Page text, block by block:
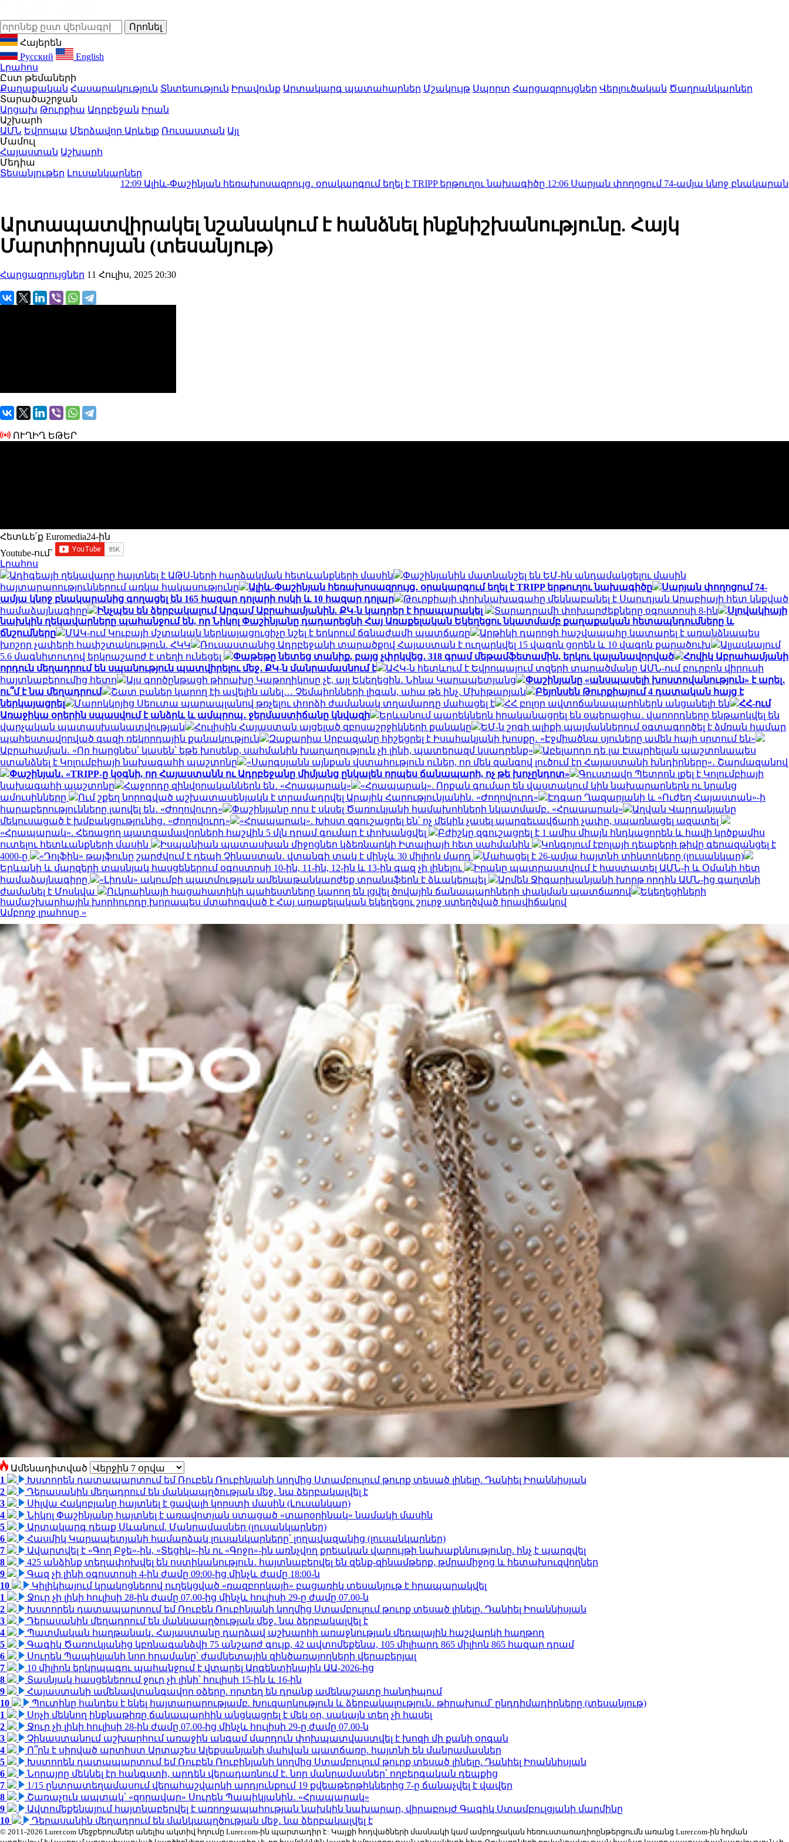
Հայերեն
Русский
English
Լրահոս
Ըստ թեմաների
Քաղաքական Հասարակություն Տնտեսություն Իրավունք Արտակարգ պատահարներ Մշակույթ Սպորտ Հարցազրույցներ Վերլուծական Ծաղրանկարներ
Տարածաշրջան
Արցախ Թուրքիա Ադրբեջան Իրան
Աշխարհ
ԱՄՆ Եվրոպա Մերձավոր Արևելք Ռուսաստան Այլ
Մամուլ
Հայաստան Աշխարհ
Մեդիա
Տեսանյութեր Լուսանկարներ
Ալիև-Փաշինյան հեռախոսազրույց․ օրակարգում եղել է TRIPP երթուղու նախագիծը12:06Սարյան փողոցում 74-ամյա կնոջ բնակարանից
Արտապատվիրակել նշանակում է հանձնել ինքնիշխանությունը. Հայկ
Մարտիրոսյան (տեսանյութ)
Հարցազրույցներ 11 Հուլիս, 2025 20:30
ՈՒՂԻՂ ԵԹԵՐ
Հետևե՛ք Euromedia24-ին
Youtube-ում`
Լրահոս
Ադիգեայի ղեկավարը հայտնել է ԱԹՍ-ների հարձակման հետևանքների մասին
Փաշինյանին մատնանշել են ԵՄ-ին անդամակցելու մասին
հայտարարություններում առկա հակասությունը
Ալիև-Փաշինյան հեռախոսազրույց․ օրակարգում եղել է TRIPP երթուղու նախագիծը
Սարյան փողոցում 74-
ամյա կնոջ բնակարանից գողացել են 165 հազար դոլարի ոսկի և 10 հազար դոլար
Թուրքիայի փոխնախագահը մեկնաբանել է Սաուդյան Արաբիայի հետ կնքված
համաձայնագիրը
Ինչպես են ձերբակալում Արգամ Աբրահամյանին. ՔԿ-ն կադրեր է հրապարակել Տարադրամի փոխարժեքները օգոստոսի 8-ին
Սլովակիայի
նախկին ղեկավարները պահանջում են, որ Նիկոլ Փաշինյանը դադարեցնի Հայ Առաքելական Եկեղեցու նկատմամբ քաղաքական հետապնդումները և
ճնշումները
ՄԱԿ-ում Կուբայի մշտական ​​ներկայացուցիչը նշել է երկրում ճգնաժամի պատճառը
Արթիկի դպրոցի հաշվապահը կատարել է առանձնապես
խոշոր չափերի հափշտակություն. ՀԿԿ
Ռուսաստանից Ադրբեջանի տարածքով Հայաստան է ուղարկվել 15 վագոն ցորեն և 10 վագոն քարածուխ
Ալյասկայում
5.6 մագնիտուդով երկրաշարժ է տեղի ունեցել
Փաթեթը նետեց տանիք, բայց չփրկվեց․ 318 գրամ մեթամֆետամին, երկու կալանավորված
Հովիկ Աբրահամյանի
որդուն մեղադրում են սպանություն պատվիրելու մեջ․ ՔԿ-ն մանրամասնում է
ԱՀԿ-ն հետևում է Եվրոպայում տզերի տարածմանը ԱՄՆ-ում բուրբոն վիրուսի
հայտնաբերումից հետո
Այս գործընթացի թիրախը Կաթողիկոսը չէ, այլ Եկեղեցին․ Նինա Կարապետյանց
Փաշինյանը «անսպասելի խոստովանություն» է արել․
ու՞մ է նա մեղադրում
Շատ բաներ կարող էի ավելին անել… Չեմպիոնների լիգան, ահա թե ինչ. Մխիթարյան
Բեյոնսեն Թուրքիայում 4 դատական հայց է
ներկայացրել
Մարոկկոյից Սեուտա պարապլանով թռչելու փորձի ժամանակ տղամարդը մահացել է ՀՀ բոլոր ավտոճանապարհներն անցանելի են
ՀՀ-ում
Առաջիկա օրերին սպասվում է անձրև և ամպրոպ․ ջերմաստիճանը կնվազի
Երևանում պարեկներն իրականացրել են օպերացիա․ վարորդները ենթարկվել են
վարչական պատասխանատվության
Հուլիսին Հայաստան այցելած զբոսաշրջիկների քանակը
ԵՄ-ն շոգի ալիքի պայմաններում օգտագործել է ձմռան համար
պահեստավորված գազի ռեկորդային քանակություն
Զաքարիա Սրբազանը հիշեցրել է Իսահակյանի խոսքը․ «Էջմիածնա սյուները ամեն հայի սրտում են»
Աբրահամյան․ «Որ հարցնես՝ կասեն՝ եթե խոսենք, սահմանին խաղաղություն չի լինի, պատերազմ կսադրենք»
Աբելարդո դե լա Էսպրիելան պաշտոնապես
ստանձնել է Կոլումբիայի նախագահի պաշտոնը
«Սարգսյանն այնքան վստահություն ուներ, որ մեկ զանգով լուծում էր Հայաստանի խնդիրները»․ Շարմազանով
Փաշինյան․ «TRIPP-ը կօգնի, որ Հայաստանն ու Ադրբեջանը միմյանց ընկալեն որպես ճանապարհ, ոչ թե խոչընդոտ»
Գուստավո Պետրոն լքել է Կոլումբիայի
նախագահի պաշտոնը
Հաջորդը զինվորականներն են․ «Հրապարակ»
«Հրապարակ». Որքան գումար են վաստակում կին նախարարներն ու նրանց
ամուսինները
Ում շքեղ նորոգված աշխատասենյակն է տրամադրվել Արայիկ Հարությունյանին. «Ժողովուրդ»
Էդգար Ղազարյանի և «Ուժեղ Հայաստան»-ի
հարաբերությունները լարվել են․ «Ժողովուրդ»
Փաշինյանը որս է սկսել Ծառուկյանի համախոհների նկատմամբ․ «Հրապարակ»
Աղվան Վարդանյանը
մեկուսացած է խմբակցությունից․ «Ժողովուրդ»
«Հրապարակ». Խիստ զգուշացրել են՝ ոչ մեկին չասել պարգեւավճարի չափը, սպառնացել ազատել
«Հրապարակ». Հեռացող պատգամավորների հաշվին 5 մլն դրամ գումար է փոխանցվել
Բժիշկը զգուշացրել է 1 ամիս միայն հնդկացորեն և հավի կրծքամիս
ուտելու հետևանքների մասին
Իսպանիան պատասխան միջոցներ կձեռնարկի Իտալիայի հետ սահմանին
Կոնգոյում էբոլայի դեպքերի թիվը գերազանցել է
4000-ը
«Դոլֆին» թայֆունը շարժվում է դեպի Չինաստան․ վտանգի տակ է մինչև 30 միլիոն մարդ
Մահացել է 26-ամյա հայտնի տիկտոկերը (լուսանկար)
Երևանի և մարզերի տասնյակ հասցեներում օգոստոսի 10-ին, 11-ին, 12-ին և 13-ին գազ չի լինելու
Իրանը պատրաստվում է հաստատել ԱՄՆ-ի և Օմանի հետ
համաձայնագիրը
«Լիդսն» ակումբի պատմության ամենաթանկարժեք տրանսֆերն է ձևակերպել
Արմեն Ջիգարխանյանի խորթ որդին ԱՄՆ-ից գաղտնի
ժամանել է Մոսկվա
Ուկրաինայի հացահատիկի պահեստները կարող են լցվել ծովային ճանապարհների փակման պատճառով
Եկեղեցիների
համաշխարհային խորհուրդը խորապես մտահոգված է Հայ առաքելական եկեղեցու շուրջ ստեղծված իրավիճակով
Ամբողջ լրահոսը »
Ամենադիտված
1
Խստորեն դատապարտում եմ Ռուբեն Ռուբինյանի կողմից Ստամբուլում թուրք տեսած լինելը. Դանիել Իոաննիսյան
2
Դերասանին մեղադրում են մանկապղծության մեջ․ նա ձերբակալվել է
3
Սիլվա Հակոբյանը հայտնել է ցավալի կորստի մասին (Լուսանկար)
4
Նիկոլ Փաշինյանը հայտնել է առավոտյան ստացած «տարօրինակ» նամակի մասին
5
Արտակարգ դեպք Սևանում. Մանրամասներ (լուսանկարներ)
6
Հասմիկ Կարապետյանի համարձակ լուսանկարները՝ լողավազանից (լուսանկարներ)
7
Ավարտվել է «Գող Բջե»-ին, «Տեցիկ»-ին ու «Գոջո»-ին առնչվող քրեական վարույթի նախաքննությունը. ինչ է պարզվել
8
425 անձինք տեղափոխվել են ոստիկանություն․ հայտնաբերվել են զենք-զինամթերք, թմրամիջոց և հետախուզվողներ
9
Գազ չի լինի օգոստոսի 4-ին ժամը 09:00-ից մինչև ժամը 18:00-ն
10
Կիլիկիայում կրակոցներով ուղեկցված «ռազբորկայի» բացառիկ տեսանյութ է հրապարակվել
1
Ջուր չի լինի հուլիսի 28-ին ժամը 07.00-ից մինչև հուլիսի 29-ը ժամը 07.00-ն
2
Խստորեն դատապարտում եմ Ռուբեն Ռուբինյանի կողմից Ստամբուլում թուրք տեսած լինելը. Դանիել Իոաննիսյան
3
Դերասանին մեղադրում են մանկապղծության մեջ․ նա ձերբակալվել է
4
Պատմական հաղթանակ․ Հայաստանը դարձավ աշխարհի առաջնության մեդալային հաշվարկի հաղթող
5
Գագիկ Ծառուկյանից կբռնագանձվի 75 անշարժ գույք, 42 ավտոմեքենա, 105 միլիարդ 865 միլիոն 865 հազար դրամ
6
Սուրեն Պապիկյանի նոր հրամանը՝ ժամկետային զինծառայողների վերաբերյալ
7
10 միլիոն երկրպագու պահանջում է վտարել Արգենտինային ԱԱ-2026-ից
8
Տասնյակ հասցեներում ջուր չի լինի՝ հուլիսի 15-ին և 16-ին
9
Հայաստանի ամենավտանգավոր օձերը. որտեղ են դրանք ամենաշատը հանդիպում
10
Պուտինը հանդես է եկել հայտարարությամբ. Խուզարկություն և ձերբակալություն․ թիրախում՝ ընդդիմադիրները (տեսանյութ)
1
Սոչի մեկնող ինքնաթիռը ճանապարհին անցկացրել է մեկ օր, սակայն տեղ չի հասել
2
Ջուր չի լինի հուլիսի 28-ին ժամը 07.00-ից մինչև հուլիսի 29-ը ժամը 07.00-ն
3
Չինաստանում աշխարհում առաջին անգամ մարդուն փոխպատվաստվել է խոզի մի քանի օրգան
4
Ո՞րն է սիրված արտիստ Արտաշես Ալեքսանյանի մահվան պատճառը. հայտնի են մանրամասներ
5
Խստորեն դատապարտում եմ Ռուբեն Ռուբինյանի կողմից Ստամբուլում թուրք տեսած լինելը. Դանիել Իոաննիսյան
6
Նորայրը մեկնել էր հանգստի, արդեն վերադառնում է. նոր մանրամասներ՝ ողբերգական դեպքից
7
1/15 ընտրատեղամասում վերահաշվարկի արդյունքում 19 քվեաթերթիկներից 7-ը ճանաչվել է վավեր
8
Շառաչուն ապտակ՝ «զորավար» Սուրեն Պապիկյանին․ «Հրապարակ»
9
Ավտոմեքենայում հայտնաբերվել է առողջապահության նախկին նախարար, վիրաբույժ Գագիկ Ստամբուլցյանի մարմինը
10
Դերասանին մեղադրում են մանկապղծության մեջ․ նա ձերբակալվել է
© 2011-2026 Lurer.com Մեջբերումներ անելիս ակտիվ հղումը Lurer.com-ին պարտադիր է: Կայքի հոդվածների մասնակի կամ ամբողջական հեռուստառադիոընթերցումն առանց Lurer.com-ին հղման